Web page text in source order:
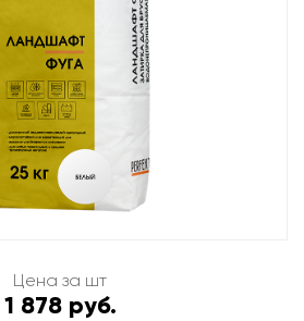
Цена за шт
1 878 руб.